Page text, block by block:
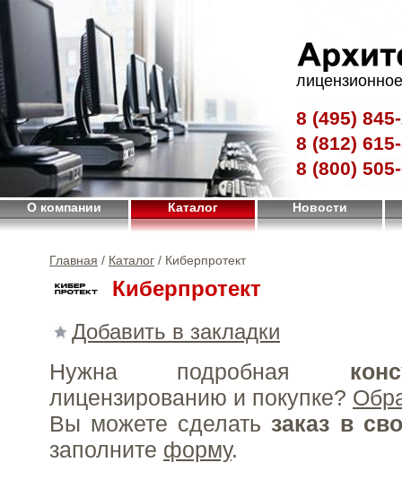
8 (495)
8 (812)
8 (800)
О компании Каталог Новости
Главная / Каталог / Киберпротект
Киберпротект
Добавить в закладки
Нужна подробная
лицензированию и покупке?
Вы можете сделать заказ в
заполните форму.